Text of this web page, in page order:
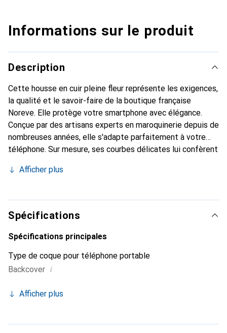
Informations sur le produit
Description
Cette housse en cuir pleine fleur représente les exigences,
la qualité et le savoir-faire de la boutique française
Noreve. Elle protège votre smartphone avec élégance.
Conçue par des artisans experts en maroquinerie depuis de
nombreuses années, elle s'adapte parfaitement à votre
téléphone. Sur mesure, ses courbes délicates lui confèrent
et indispensable de votre smartphone. Reconnaître
marque Noreve est un choix sûr pour une clientèle
exigeante.
Afficher plus
Spécifications
Spécifications principales
Type de coque pour téléphone portable
Backcover i
Afficher plus